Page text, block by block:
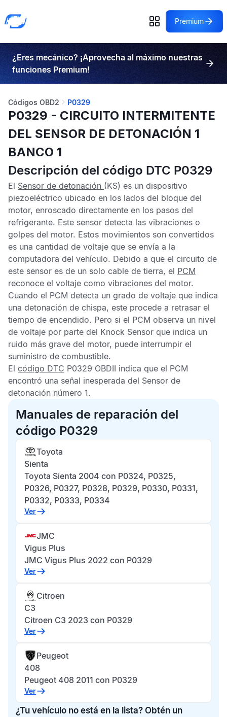
Premium
¿Eres mecánico? ¡Aprovecha al máximo nuestras
funciones Premium!
Códigos OBD2 P0329
P0329 - CIRCUITO INTERMITENTE
DEL SENSOR DE DETONACIÓN 1
BANCO 1
Descripción del código DTC P0329
El Sensor de detonación (KS) es un dispositivo
piezoeléctrico ubicado en los lados del bloque del
motor, enroscado directamente en los pasos del
refrigerante. Este sensor detecta las vibraciones o
golpes del motor. Estos movimientos son convertidos
es una cantidad de voltaje que se envía a la
computadora del vehículo. Debido a que el circuito de
este sensor es de un solo cable de tierra, el PCM
reconoce el voltaje como vibraciones del motor.
Cuando el PCM detecta un grado de voltaje que indica
una detonación de chispa, este procede a retrasar el
tiempo de encendido. Pero si el PCM observa un nivel
de voltaje por parte del Knock Sensor que indica un
ruido más grave del motor, puede interrumpir el
suministro de combustible.
El código DTC P0329 OBDII indica que el PCM
encontró una señal inesperada del Sensor de
detonación número 1.
Manuales de reparación del
código P0329
Toyota
Sienta
Toyota Sienta 2004 con P0324, P0325,
P0326, P0327, P0328, P0329, P0330, P0331,
P0332, P0333, P0334
Ver
JMC
Vigus Plus
JMC Vigus Plus 2022 con P0329
Ver
Citroen
C3
Citroen C3 2023 con P0329
Ver
Peugeot
408
Peugeot 408 2011 con P0329
Ver
¿Tu vehículo no está en la lista? Obtén un